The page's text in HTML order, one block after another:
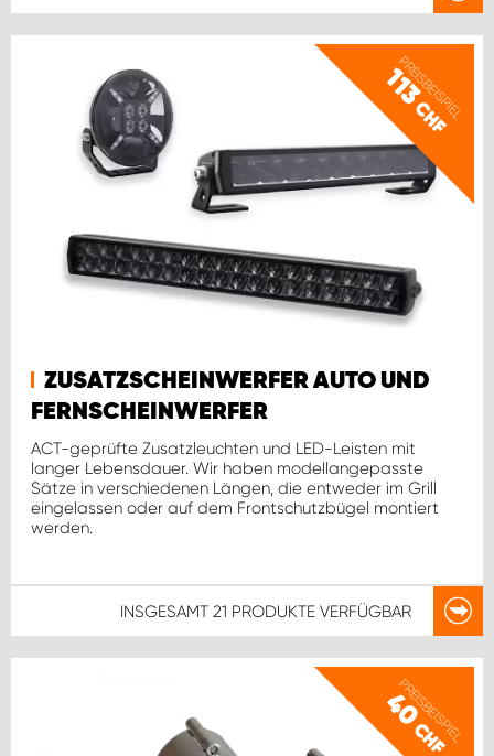
PREISBEISPIEL
113
CHF
ZUSATZSCHEINWERFER AUTO UND
FERNSCHEINWERFER
ACT-geprüfte Zusatzleuchten und LED-Leisten mit
langer Lebensdauer. Wir haben modellangepasste
Sätze in verschiedenen Längen, die entweder im Grill
eingelassen oder auf dem Frontschutzbügel montiert
werden.
INSGESAMT 21 PRODUKTE VERFÜGBAR
PREISBEISPIEL
40
CHF